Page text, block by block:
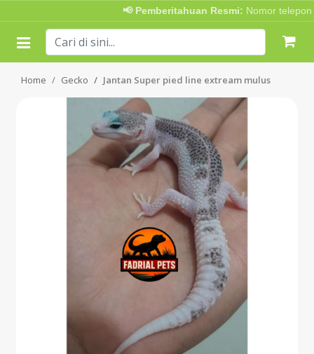
📢 Pemberitahuan Resmi:Nomor telepon
Home Gecko Jantan Super pied line extream mulus